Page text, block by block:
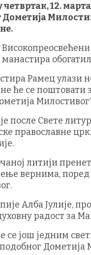
12.
манастира
Рамец улази
ће се поштовати
Свете
православне
литији
вернима,
Алба Јулије,
радост за
се још једним
Дометија